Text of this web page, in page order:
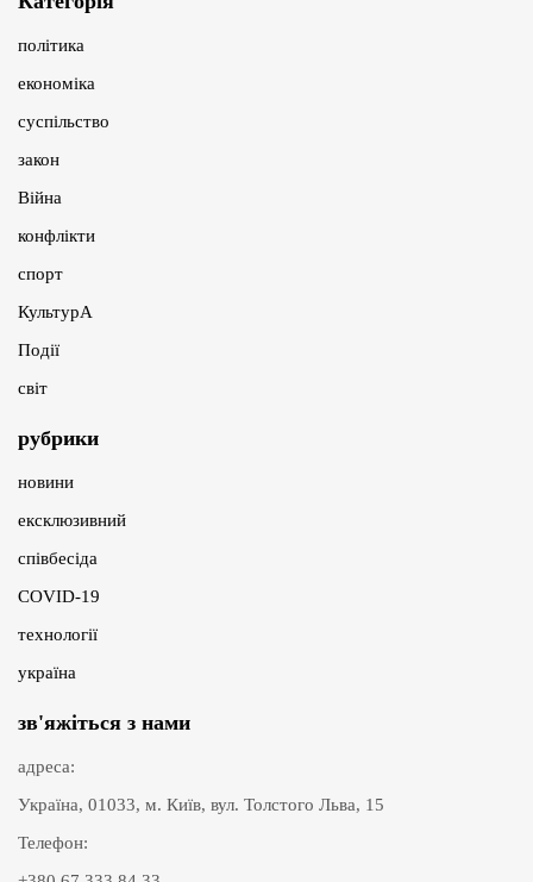
політика
економіка
суспільство
закон
Війна
конфлікти
спорт
КультурА
Події
світ
рубрики
новини
ексклюзивний
співбесіда
COVID-19
технології
україна
зв'яжіться з нами
адреса:
Україна, 01033, м. Київ, вул. Толстого Льва, 15
Телефон: